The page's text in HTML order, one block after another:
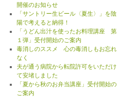
開催のお知らせ
「サントリー生ビール〈夏生〉」を陰
陽で考えると納得！
「うどん出汁を使ったお料理講座 第
１弾」受付開始のご案内
毒消しのススメ 心の毒消しもお忘れ
なく
夫が通う病院から転院許可をいただけ
て安堵しました
「夏から秋のお弁当講座」受付開始の
ご案内